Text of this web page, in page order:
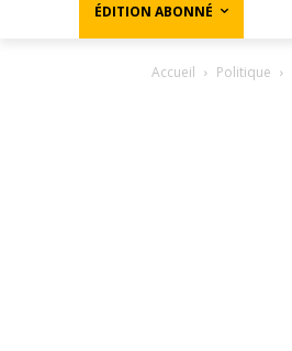
ÉDITION ABONNÉ
Accueil Politique